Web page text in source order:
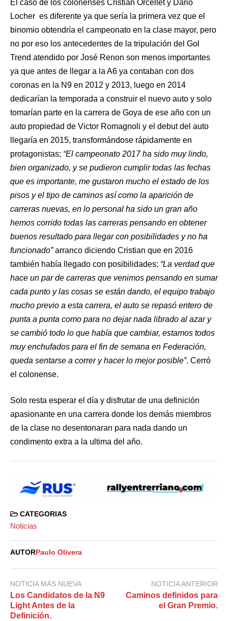
El caso de los colonenses Cristian Orcellet y Dario
Locher es diferente ya que sería la primera vez que el
binomio obtendría el campeonato en la clase mayor, pero
no por eso los antecedentes de la tripulación del Gol
Trend atendido por José Renon son menos importantes
ya que antes de llegar a la A6 ya contaban con dos
coronas en la N9 en 2012 y 2013, luego en 2014
dedicarían la temporada a construir el nuevo auto y solo
tomarían parte en la carrera de Goya de ese año con un
auto propiedad de Victor Romagnoli y el debut del auto
llegaría en 2015, transformándose rápidamente en
protagonistas; “El campeonato 2017 ha sido muy lindo,
bien organizado, y se pudieron cumplir todas las fechas
que es importante, me gustaron mucho el estado de los
pisos y el tipo de caminos así como la aparición de
carreras nuevas, en lo personal ha sido un gran año
hemos corrido todas las carreras pensando en obtener
buenos resultado para llegar con posibilidades y no ha
funcionado”arranco diciendo Cristian que en 2016
también había llegado con posibilidades; “La verdad que
hace un par de carreras que venimos pensando en sumar
cada punto y las cosas se están dando, el equipo trabajo
mucho previo a esta carrera, el auto se repasó entero de
punta a punta como para no dejar nada librado al azar y
se cambió todo lo que había que cambiar, estamos todos
muy enchufados para el fin de semana en Federación,
queda sentarse a correr y hacer lo mejor posible”. Cerró
el colonense.
Solo resta esperar el día y disfrutar de una definición
apasionante en una carrera donde los demás miembros
de la clase no desentonaran para nada dando un
condimento extra a la ultima del año.
CATEGORIAS
Noticias
AUTOR Paulo Olivera
NOTICIA MÁS NUEVA
Los Candidatos de la N9
Light Antes de la
Definición.
NOTICIA ANTERIOR
Caminos definidos para
el Gran Premio.